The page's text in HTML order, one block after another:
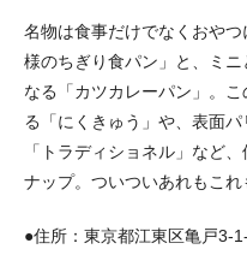
名物は食事だけでなくおや
様のちぎり食パン」と、ミ
なる「カツカレーパン」。
る「にくきゅう」や、表面
「トラディショネル」など
ナップ。ついついあれもこれ
●住所：東京都江東区亀戸3-